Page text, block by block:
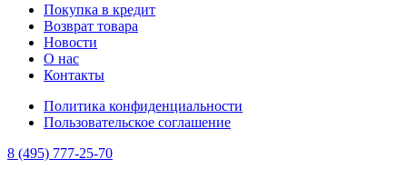
Покупка в кредит
Возврат товара
Новости
О нас
Контакты
Политика конфиденциальности
Пользовательское соглашение
8 (495) 777-25-70